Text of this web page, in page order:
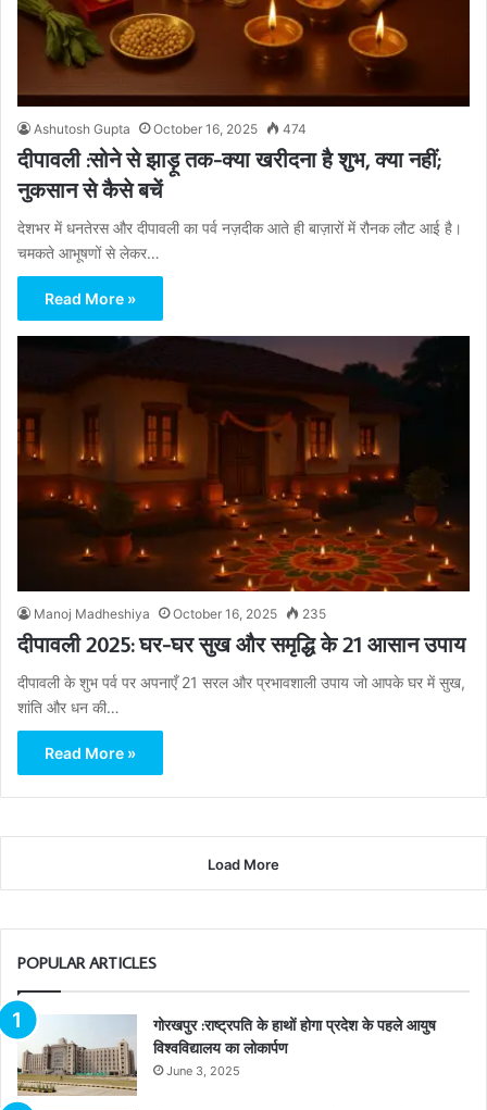
Ashutosh Gupta October 16, 2025 474
दीपावली :सोने से झाड़ू तक-क्या खरीदना है शुभ, क्या नहीं;
नुकसान से कैसे बचें
देशभर में धनतेरस और दीपावली का पर्व नज़दीक आते ही बाज़ारों में रौनक लौट आई है।
चमकते आभूषणों से लेकर…
Read More »
Manoj Madheshiya October 16, 2025 235
दीपावली 2025: घर-घर सुख और समृद्धि के 21 आसान उपाय
दीपावली के शुभ पर्व पर अपनाएँ 21 सरल और प्रभावशाली उपाय जो आपके घर में सुख,
शांति और धन की…
Read More »
Load More
POPULAR ARTICLES
गोरखपुर :राष्ट्रपति के हाथों होगा प्रदेश के पहले आयुष
विश्वविद्यालय का लोकार्पण
June 3, 2025